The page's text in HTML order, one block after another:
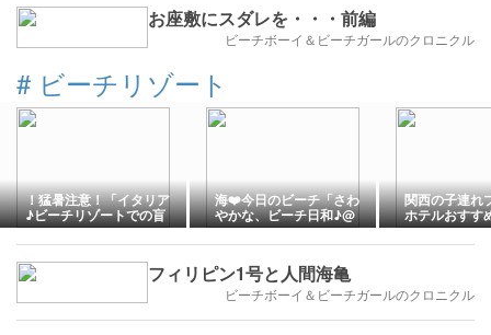
お座敷にスダレを・・・前編
ビーチボーイ＆ビーチガールのクロニクル
# ビーチリゾート
！猛暑注意！「イタリア
♪ビーチリゾートでの盲
点✨❤️✨熱中症注意とポ
イント♪」２０２６年@
地元ローマ市発！ロー
マ・バチカン市国 現地イ
海❤️今日のビーチ「さわ
やかな、ビーチ日和♪@
とってもにぎやか✨❤️
✨」２０２６年ビーチリ
ゾート@バカンスその１
@地元ローマ市発！ロー
マ・バチカン市国 現地イ
タリア最新情報♪
関西の子連れ
ホテルおすす
泊者無料・屋
りの宿も紹介
フィリピン1号と人間海亀
ビーチボーイ＆ビーチガールのクロニクル